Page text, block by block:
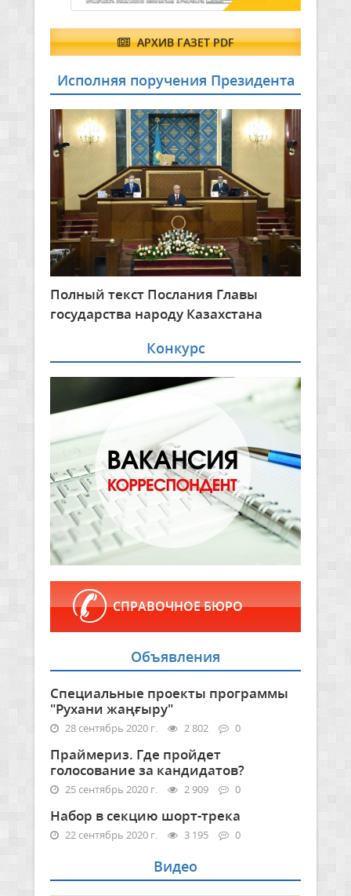
АРХИВ ГАЗЕТ PDF
Исполняя поручения Президента
Полный текст Послания Главы
государства народу Казахстана
Конкурс
СПРАВОЧНОЕ БЮРО
Объявления
Специальные проекты программы
"Рухани жаңғыру"
28 сентябрь 2020 г. 2 802 0
Праймериз. Где пройдет
голосование за кандидатов?
25 сентябрь 2020 г. 2 909 0
Набор в секцию шорт-трека
22 сентябрь 2020 г. 3 195 0
Видео